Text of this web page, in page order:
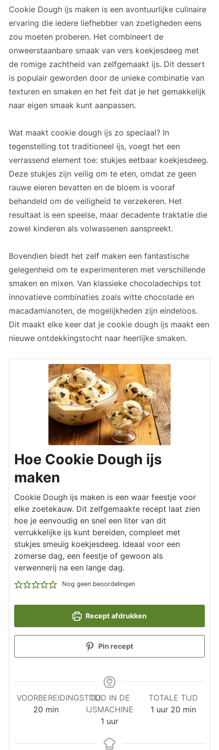
Cookie Dough ijs maken is een avontuurlijke culinaire
ervaring die iedere liefhebber van zoetigheden eens
zou moeten proberen. Het combineert de
onweerstaanbare smaak van vers koekjesdeeg met
de romige zachtheid van zelfgemaakt ijs. Dit dessert
is populair geworden door de unieke combinatie van
texturen en smaken en het feit dat je het gemakkelijk
naar eigen smaak kunt aanpassen.
Wat maakt cookie dough ijs zo speciaal? In
tegenstelling tot traditioneel ijs, voegt het een
verrassend element toe: stukjes eetbaar koekjesdeeg.
Deze stukjes zijn veilig om te eten, omdat ze geen
rauwe eieren bevatten en de bloem is vooraf
behandeld om de veiligheid te verzekeren. Het
resultaat is een speelse, maar decadente traktatie die
zowel kinderen als volwassenen aanspreekt.
Bovendien biedt het zelf maken een fantastische
gelegenheid om te experimenteren met verschillende
smaken en mixen. Van klassieke chocoladechips tot
innovatieve combinaties zoals witte chocolade en
macadamianoten, de mogelijkheden zijn eindeloos.
Dit maakt elke keer dat je cookie dough ijs maakt een
nieuwe ontdekkingstocht naar heerlijke smaken.
Hoe Cookie Dough ijs
maken
Cookie Dough ijs maken is een waar feestje voor
elke zoetekauw. Dit zelfgemaakte recept laat zien
hoe je eenvoudig en snel een liter van dit
verrukkelijke ijs kunt bereiden, compleet met
stukjes smeuïg koekjesdeeg. Ideaal voor een
zomerse dag, een feestje of gewoon als
verwennerij na een lange dag.
Nog geen beoordelingen
Recept afdrukken
Pin recept
VOORBEREIDINGSTIJD
20minuten
min
TIJD IN DE
IJSMACHINE
1 uur
uur
TOTALE TIJD
1uur
uur 20minuten
min